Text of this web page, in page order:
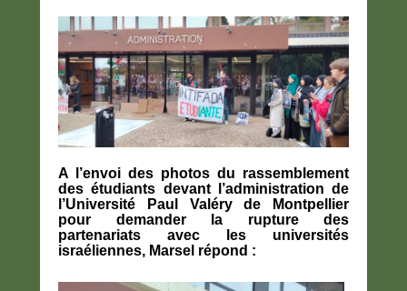
A l’envoi des photos du rassemblement
des étudiants devant l’administration de
l’Université Paul Valéry de Montpellier
pour demander la rupture des
partenariats avec les universités
israéliennes, Marsel répond :